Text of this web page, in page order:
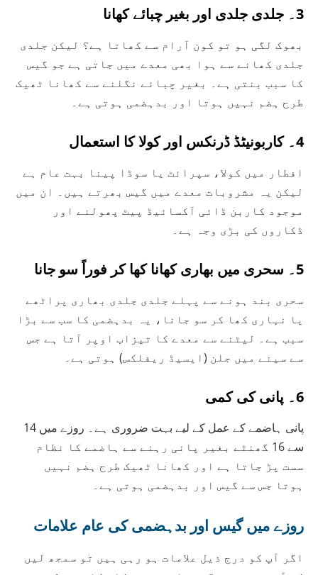
3۔ جلدی جلدی اور بغیر چبائے کھانا
بھوک لگی ہو تو کون آرام سے کھاتا ہے؟ لیکن جلدی
جلدی کھانے سے ہوا بھی معدے میں جاتی ہے جو گیس
کا سبب بنتی ہے۔ بغیر چبائے نگلنے سے کھانا ٹھیک
طرح ہضم نہیں ہوتا اور بدہضمی ہوتی ہے۔
4۔ کاربونیٹڈ ڈرنکس اور کولا کا استعمال
افطار میں کولا، سپرائٹ یا سوڈا پینا بہت عام ہے
لیکن یہ مشروبات معدے میں گیس بھرتے ہیں۔ ان میں
موجود کاربن ڈائی آکسائیڈ پیٹ پھولنے اور
ڈکاروں کی بڑی وجہ ہے۔
5۔ سحری میں بھاری کھانا کھا کر فوراً سو جانا
سحری بند ہونے سے پہلے جلدی جلدی بھاری پراٹھے
یا نہاری کھا کر سو جانا، یہ بدہضمی کا سب سے بڑا
سبب ہے۔ لیٹنے سے معدے کا تیزاب اوپر آتا ہے جس
سے سینے میں جلن (ایسیڈ ریفلکس) ہوتی ہے۔
6۔ پانی کی کمی
پانی ہاضمے کے عمل کے لیے بہت ضروری ہے۔ روزے میں 14
سے 16 گھنٹے بغیر پانی رہنے سے ہاضمے کا نظام
سست پڑ جاتا ہے اور کھانا ٹھیک طرح ہضم نہیں
ہوتا جس سے گیس اور بدہضمی ہوتی ہے۔
روزے میں گیس اور بدہضمی کی عام علامات
اگر آپ کو درج ذیل علامات ہو رہی ہیں تو سمجھ لیں